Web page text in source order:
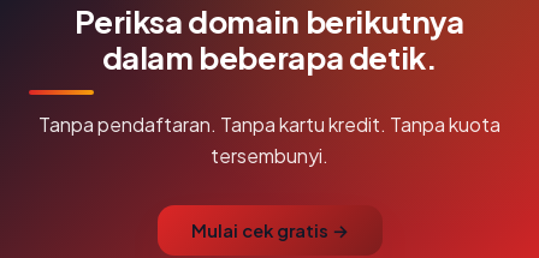
Periksa domain berikutnya
dalam beberapa detik.
Tanpa pendaftaran. Tanpa kartu kredit. Tanpa kuota
tersembunyi.
Mulai cek gratis →